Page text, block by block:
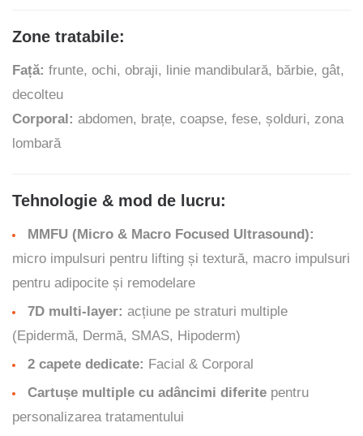
Zone tratabile:
Față: frunte, ochi, obraji, linie mandibulară, bărbie, gât,
decolteu
Corporal: abdomen, brațe, coapse, fese, șolduri, zona
lombară
Tehnologie & mod de lucru:
MMFU (Micro & Macro Focused Ultrasound):
micro impulsuri pentru lifting și textură, macro impulsuri
pentru adipocite și remodelare
7D multi-layer: acțiune pe straturi multiple
(Epidermă, Dermă, SMAS, Hipoderm)
2 capete dedicate: Facial & Corporal
Cartușe multiple cu adâncimi diferite pentru
personalizarea tratamentului